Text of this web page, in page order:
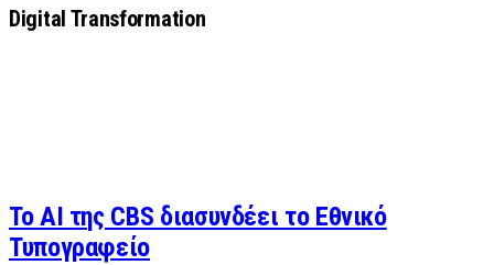
Digital Transformation
Το AI της CBS διασυνδέει το Εθνικό
Τυπογραφείο